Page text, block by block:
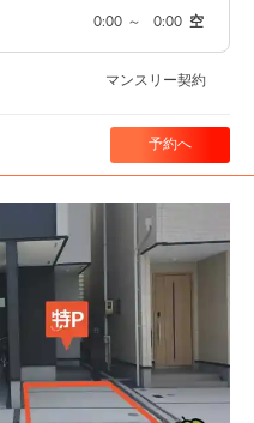
0:00 ～ 0:00 空
マンスリー契約
予約へ